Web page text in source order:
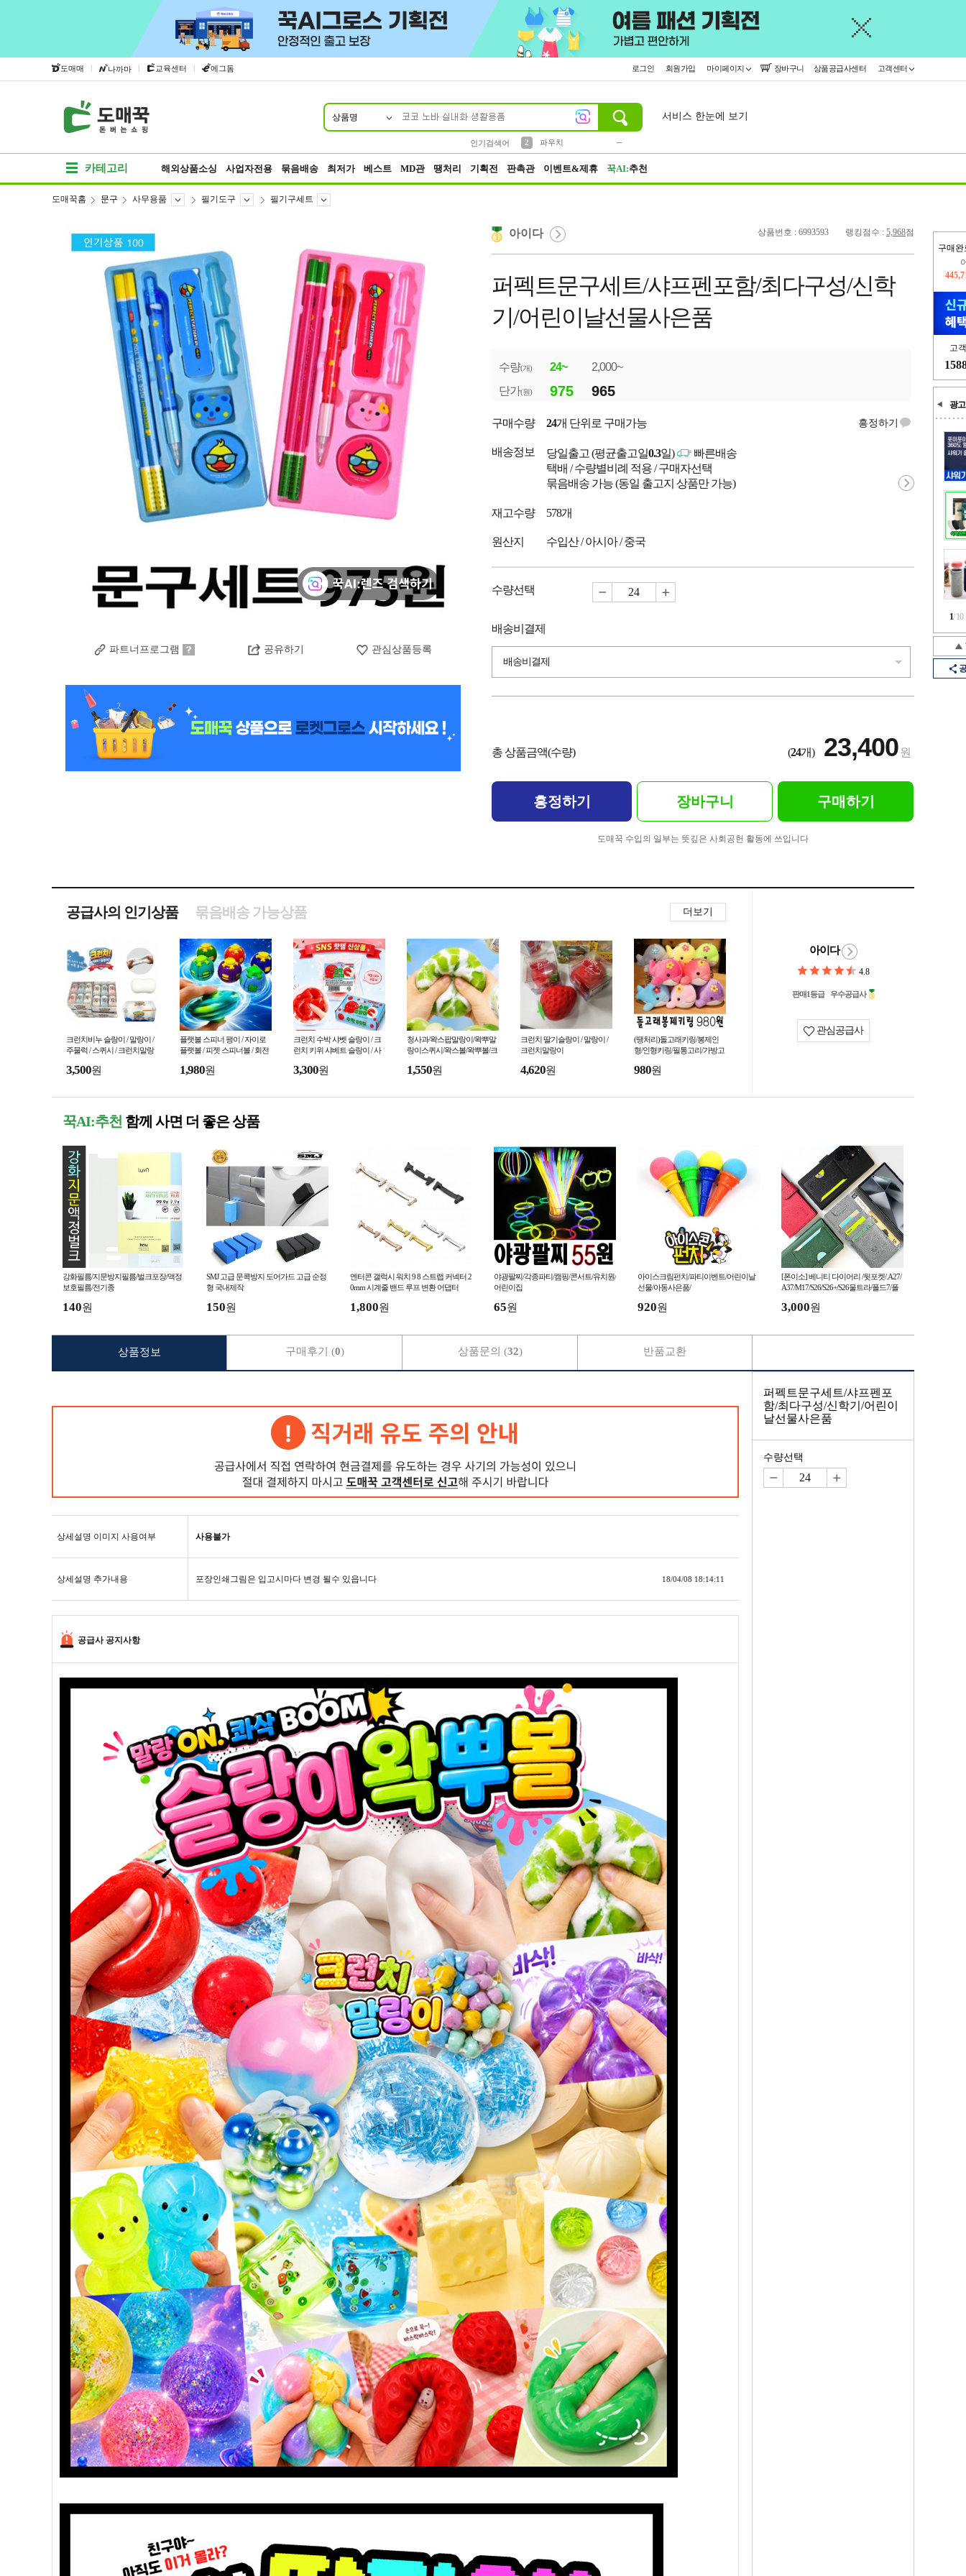
도매매 | 나까마 | 교육센터 | 에그돔 로그인 회원가입 마이페이지 장바구니 상품공급사센터 고객센터
상품명
인기검색어
3
모자
서비스 한눈에 보기
카테고리 해외상품소싱 사업자전용 묶음배송 최저가 베스트 MD관 땡처리 기획전 판촉관 이벤트&제휴 꾹AI:추천
구매완
오
고
광고
1/10
도매꾹홈 문구 사무용품 필기도구 필기구세트
파트너프로그램 공유하기 관심상품등록
상품번호 : 6993593 랭킹점수 : 5,968점
아이다
퍼펙트문구세트/샤프펜포함/최다구성/신학
기/어린이날선물사은품
수량(개) 24~
2,000~
단가(원) 975 965
구매수량 24개 단위로 구매가능 흥정하기
배송정보 당일출고 (평균출고일0.3일)
빠른배송
택배 / 수량별비례 적용 / 구매자선택
묶음배송 가능 (동일 출고지 상품만 가능)
재고수량 578개
원산지 수입산 / 아시아 / 중국
수량선택
배송비결제
배송비결제
총 상품금액(수량) (24개) 23,400원
흥정하기 장바구니 구매하기
도매꾹 수입의 일부는 뜻깊은 사회공헌 활동에 쓰입니다
공급사의 인기상품 더보기
묶음배송 가능상품
크런치비누 슬랑이 / 말랑이 /
주물럭 / 스퀴시 / 크런치말랑
젯토이
3,500원
플랫볼 스피너 팽이 / 자이로
플랫볼 / 피젯 스피너볼 / 회전
1,980원
크런치 수박 샤벳 슬랑이 / 크
런치 키위 샤베트 슬랑이 / 사
3,300원
청사과/왁스팝말랑이/왁뿌말
랑이스퀴시/왁스볼/왁뿌볼/크
크림 말랑이
1,550원
크런치 딸기슬랑이 / 말랑이 /
크런치말랑이
4,620원
(땡처리)돌고래키링/봉제인
형/인형키링/필통고리/가방고
980원
아이다
4.8
판매1등급 우수공급사
관심공급사
꾹AI:추천 함께 사면 더 좋은 상품
강화필름/지문방지필름/벌크포장/액정
보호필름/전기종
140원
SMJ 고급 문콕방지 도어가드 고급 순정
형 국내제작
150원
엔터콘 갤럭시 워치 9 8 스트랩 커넥터 2
0mm 시계줄 밴드 루프 변환 어댑터
1,800원
야광팔찌/각종파티/캠핑/콘서트/유치원/
어린이집
65원
아이스크림펀치/파티이벤트/어린이날
선물/아동사은품/
920원
[폰이소] 베니티 다이어리 /뒷포켓/.A27/
A37/M17/S26/S26+/S26울트라/폴드7/폴
3,000원
상세설명 이미지 사용여부 사용불가
상세설명 추가내용 포장인쇄그림은 입고시마다 변경 될수 있읍니다 18/04/08 18:14:11
공급사 공지사항
상품정보 구매후기 (0) 상품문의 (32) 반품교환
퍼펙트문구세트/샤프펜포
함/최다구성/신학기/어린이
날선물사은품
수량선택